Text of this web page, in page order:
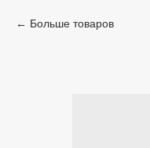
Больше товаров